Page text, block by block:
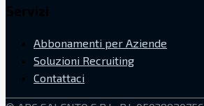
Abbonamenti per Aziende
Soluzioni Recruiting
Contattaci